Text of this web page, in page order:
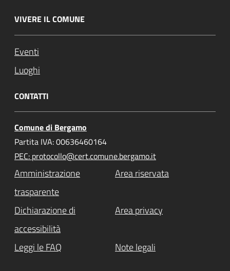
VIVERE IL COMUNE
Eventi
Luoghi
CONTATTI
Comune di Bergamo
Partita IVA: 00636460164
PEC: protocollo@cert.comune.bergamo.it
Amministrazione
trasparente
Area riservata
Dichiarazione di
accessibilità
Area privacy
Leggi le FAQ Note legali